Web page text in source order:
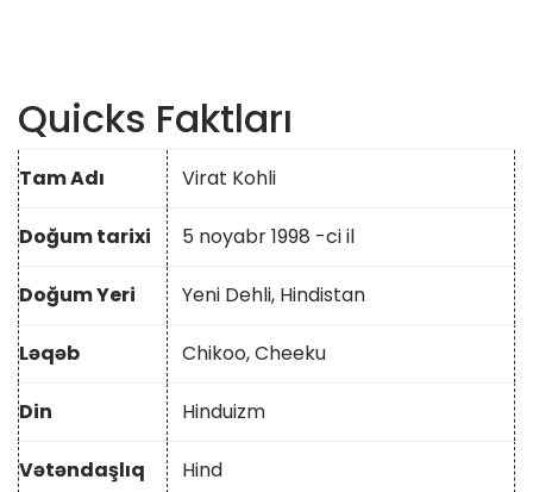
Quicks Faktları
Tam Adı Virat Kohli
Doğum tarixi 5 noyabr 1998 -ci il
Doğum Yeri Yeni Dehli, Hindistan
Ləqəb Chikoo, Cheeku
Din Hinduizm
Vətəndaşlıq Hind